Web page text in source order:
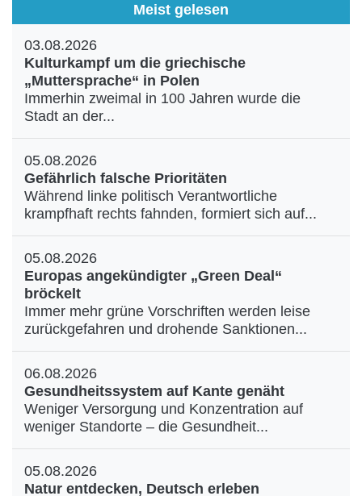
Meist gelesen
03.08.2026
Kulturkampf um die griechische
„Muttersprache“ in Polen
Immerhin zweimal in 100 Jahren wurde die
Stadt an der...
05.08.2026
Gefährlich falsche Prioritäten
Während linke politisch Verantwortliche
krampfhaft rechts fahnden, formiert sich auf...
05.08.2026
Europas angekündigter „Green Deal“
bröckelt
Immer mehr grüne Vorschriften werden leise
zurückgefahren und drohende Sanktionen...
06.08.2026
Gesundheitssystem auf Kante genäht
Weniger Versorgung und Konzentration auf
weniger Standorte – die Gesundheit...
05.08.2026
Natur entdecken, Deutsch erleben